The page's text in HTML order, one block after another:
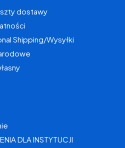
dostawy
Shipping/Wysyłki
DLA INSTYTUCJI